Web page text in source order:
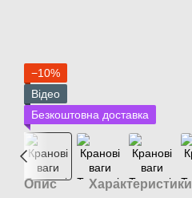
−10%
Відео
Безкоштовна доставка
Опис Характеристики